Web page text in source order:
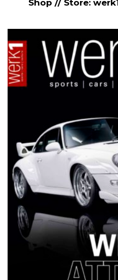
Shop // Store:
NETZWERKEINS GO! //
12 Jahre werk1®
culture: Bestellen
neue
(erscheint am 1. Juli
auf netzwerkeins |